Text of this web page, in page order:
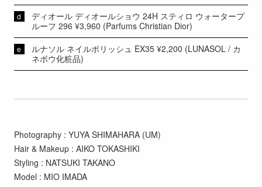
ディオール ディオールショウ 24H スティロ ウォータープ
ルーフ 296 ¥3,960 (Parfums Christian Dior)
ルナソル ネイルポリッシュ EX35 ¥2,200 (LUNASOL / カ
ネボウ化粧品)
Photography : YUYA SHIMAHARA (UM)
Hair & Makeup : AIKO TOKASHIKI
Styling : NATSUKI TAKANO
Model : MIO IMADA